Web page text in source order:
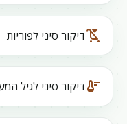
child_friendlyדיקור סיני לפוריות
thermostatדיקור סיני לגיל